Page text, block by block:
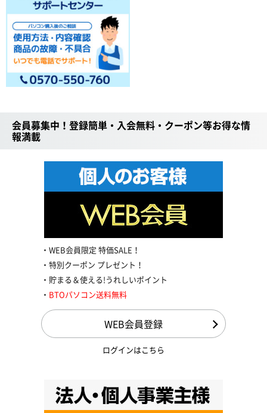
会員募集中！登録簡単・入会無料・クーポン等お得な情
報満載
WEB会員限定 特価SALE！
特別クーポン プレゼント！
貯まる＆使える!うれしいポイント
BTOパソコン送料無料
WEB会員登録
ログインはこちら